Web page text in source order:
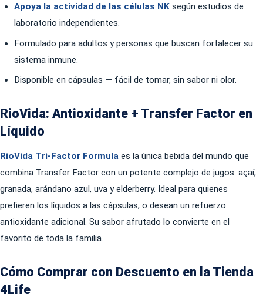
Apoya la actividad de las células NK según estudios de
laboratorio independientes.
Formulado para adultos y personas que buscan fortalecer su
sistema inmune.
Disponible en cápsulas — fácil de tomar, sin sabor ni olor.
RioVida: Antioxidante + Transfer Factor en
Líquido
RioVida Tri-Factor Formula es la única bebida del mundo que
combina Transfer Factor con un potente complejo de jugos: açaí,
granada, arándano azul, uva y elderberry. Ideal para quienes
prefieren los líquidos a las cápsulas, o desean un refuerzo
antioxidante adicional. Su sabor afrutado lo convierte en el
favorito de toda la familia.
Cómo Comprar con Descuento en la Tienda
4Life